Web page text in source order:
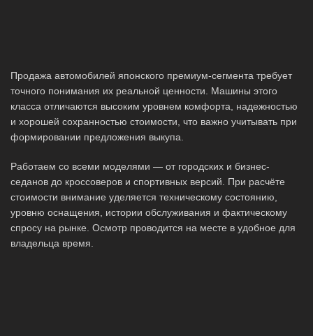
Продажа автомобилей японского премиум-сегмента требует
точного понимания их реальной ценности. Машины этого
класса отличаются высоким уровнем комфорта, надежностью
и хорошей сохранностью стоимости, что важно учитывать при
формировании предложения выкупа.
Работаем со всеми моделями — от городских и бизнес-
седанов до кроссоверов и спортивных версий. При расчёте
стоимости внимание уделяется техническому состоянию,
уровню оснащения, истории обслуживания и фактическому
спросу на рынке. Осмотр проводится на месте в удобное для
владельца время.